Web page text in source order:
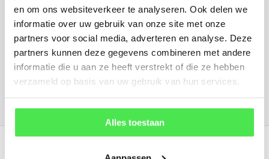
en om ons websiteverkeer te analyseren. Ook delen we
informatie over uw gebruik van onze site met onze
partners voor social media, adverteren en analyse. Deze
partners kunnen deze gegevens combineren met andere
informatie die u aan ze heeft verstrekt of die ze hebben
verzameld op basis van uw gebruik van hun services.
Alles toestaan
info@tuinplantenbezorgd.nl
06 45 601 508 (tijdelijk niet bereikbaar)
Recent bekeken